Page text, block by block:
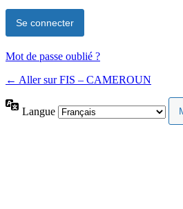
Mot de passe oublié ?
← Aller sur FIS – CAMEROUN
Langue